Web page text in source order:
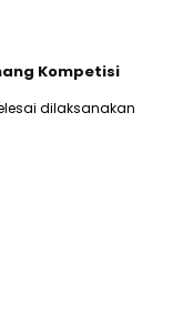
Kompetisi
dilaksanakan